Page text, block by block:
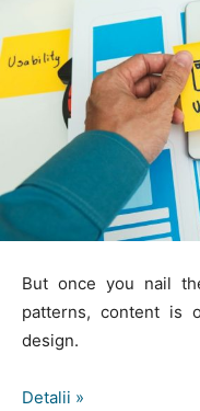
But once you nail
patterns, content is
design.
Detalii »